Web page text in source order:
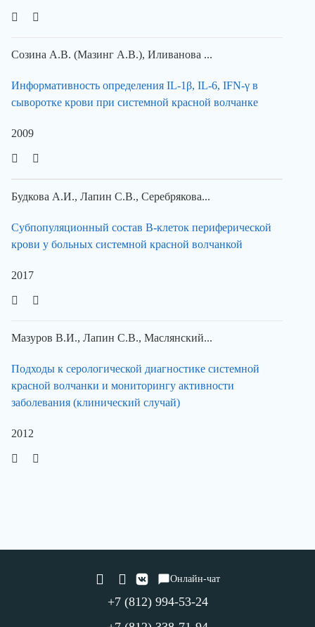
Созина А.В. (Мазинг А.В.), Иливанова ...
Информативность определения IL-1β, IL-6, IFN-γ в
сыворотке крови при системной красной волчанке
2009
Будкова А.И., Лапин С.В., Серебрякова...
Субпопуляционный состав В-клеток периферической
крови у больных системной красной волчанкой
2017
Мазуров В.И., Лапин С.В., Маслянский...
Подходы к серологической диагностике системной
красной волчанки и мониторингу активности
заболевания (клинический случай)
2012
Онлайн-чат
+7 (812) 994-53-24